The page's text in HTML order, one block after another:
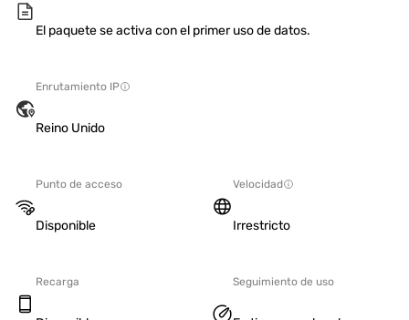
El paquete se activa con el primer uso de datos.
Enrutamiento IP
Reino Unido
Punto de acceso
Disponible
Velocidad
Irrestricto
Recarga Seguimiento de uso